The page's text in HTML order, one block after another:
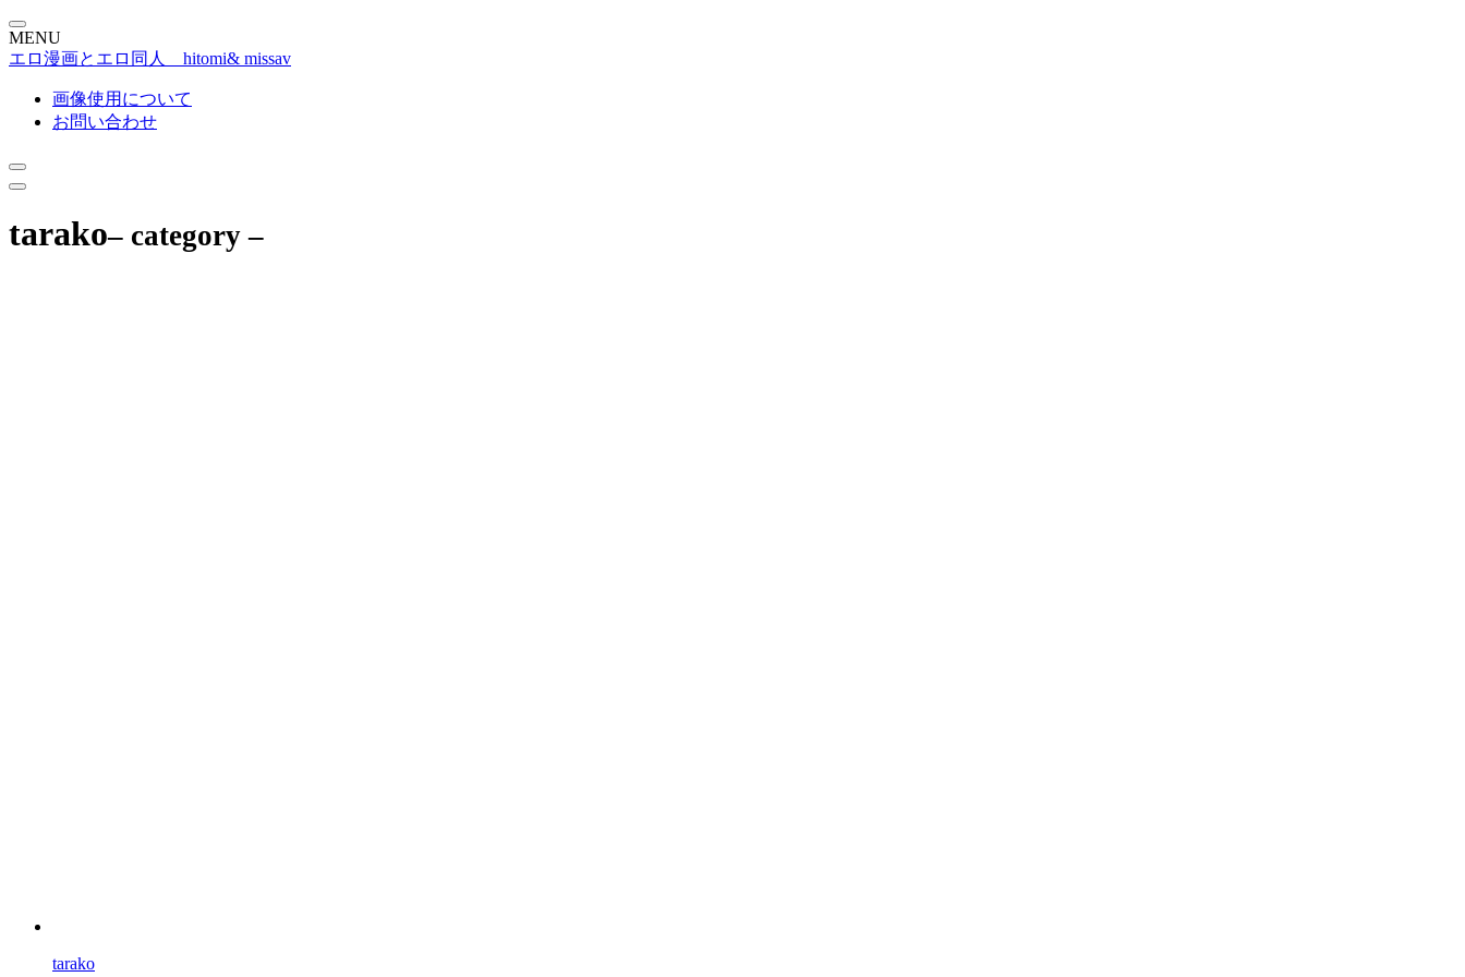
MENU
エロ漫画とエロ同人 hitomi& missav
画像使用について
お問い合わせ
tarako– category –
tarako